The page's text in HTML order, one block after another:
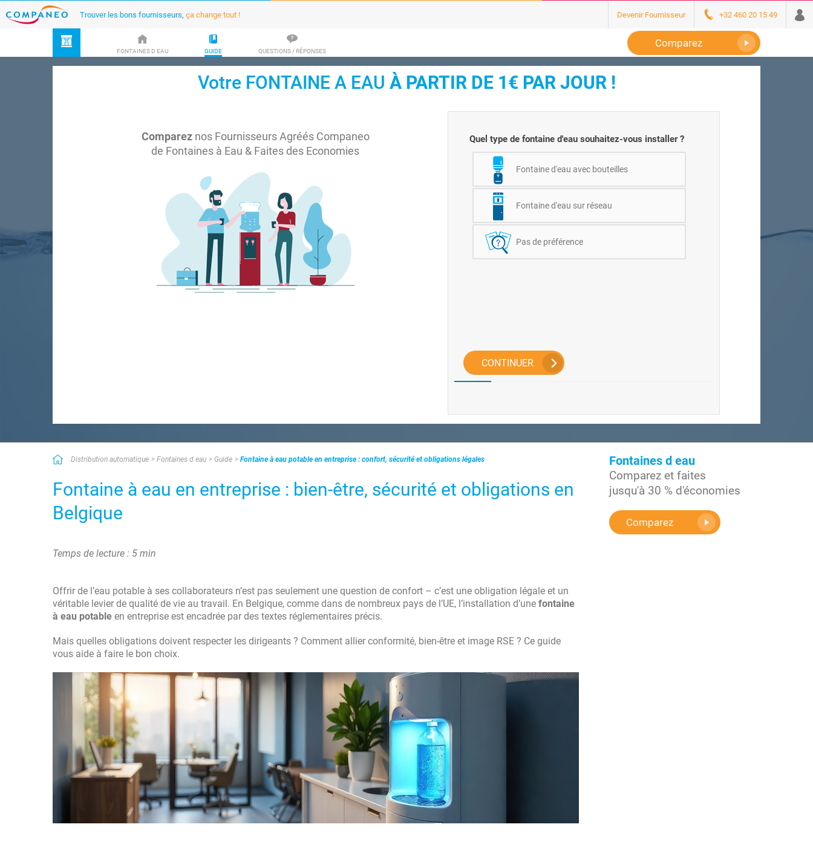
Trouver les bons fournisseurs, ça change tout ! Devenir Fournisseur +32 460 20 15 49
FONTAINES D EAU GUIDE QUESTIONS / RÉPONSES
Comparez
Votre FONTAINE A EAU À PARTIR DE 1€ PAR JOUR !
Compareznos Fournisseurs Agréés Companeo
de Fontaines à Eau & Faites des Economies
Quel type de fontaine d'eau souhaitez-vous installer ?
Fontaine d'eau avec bouteilles
Fontaine d'eau sur réseau
Pas de préférence
CONTINUER
Distribution automatique Fontaines d eau Guide Fontaine à eau potable en entreprise : confort, sécurité et obligations légales
Fontaine à eau en entreprise : bien-être, sécurité et obligations en
Belgique
Temps de lecture : 5 min
Offrir de l’eau potable à ses collaborateurs n’est pas seulement une question de confort – c’est une obligation légale et un
véritable levier de qualité de vie au travail. En Belgique, comme dans de nombreux pays de l’UE, l’installation d’une fontaine
à eau potable en entreprise est encadrée par des textes réglementaires précis.
Mais quelles obligations doivent respecter les dirigeants ? Comment allier conformité, bien-être et image RSE ? Ce guide
vous aide à faire le bon choix.
Fontaines d eau
Comparez et faites
jusqu'à 30 % d'économies
Comparez